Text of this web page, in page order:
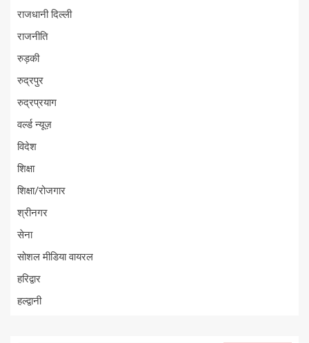
राजधानी दिल्ली
राजनीति
रुड़की
रुद्रपुर
रुद्रप्रयाग
वर्ल्ड न्यूज़
विदेश
शिक्षा
शिक्षा/रोजगार
श्रीनगर
सेना
सोशल मीडिया वायरल
हरिद्वार
हल्द्वानी